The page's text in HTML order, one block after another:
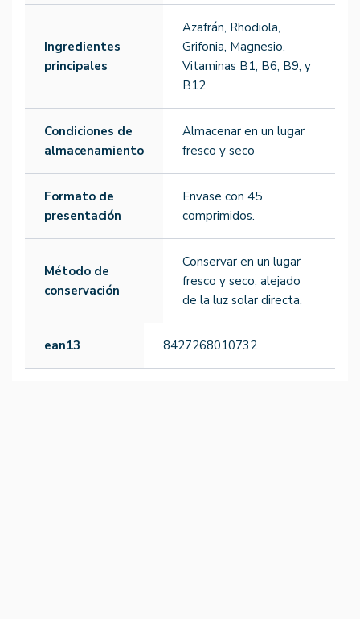
Ingredientes
principales
Azafrán, Rhodiola,
Grifonia, Magnesio,
Vitaminas B1, B6, B9, y
B12
Condiciones de
almacenamiento
Almacenar en un lugar
fresco y seco
Formato de
presentación
Envase con 45
comprimidos.
Método de
conservación
Conservar en un lugar
fresco y seco, alejado
de la luz solar directa.
ean13 8427268010732